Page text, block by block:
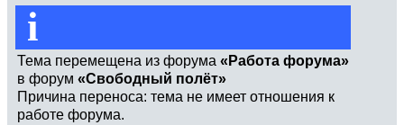
i
Тема перемещена из форума «Работа форума»
в форум «Свободный полёт»
Причина переноса: тема не имеет отношения к
работе форума.